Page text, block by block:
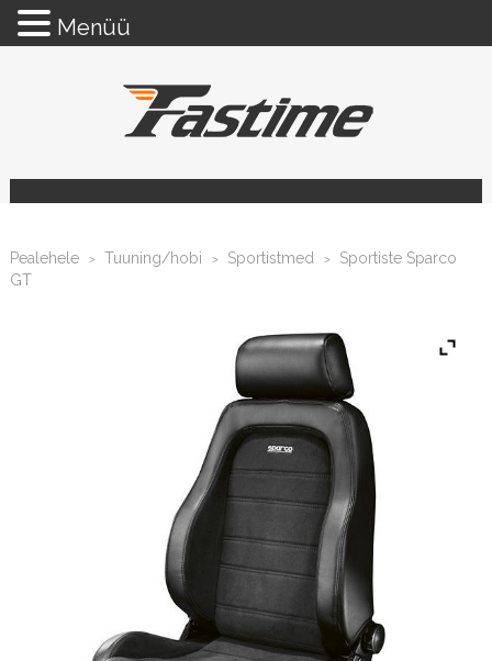
Pealehele > Tuuning/hobi > Sportistmed >
Sportiste Sparco
GT
Menüü